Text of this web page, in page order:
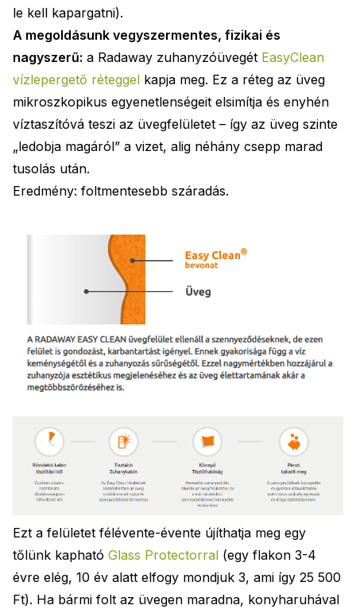
le kell kapargatni).
A megoldásunk vegyszermentes, fizikai és
nagyszerű: a Radaway zuhanyzóüvegét EasyClean
vízlepergető réteggel kapja meg. Ez a réteg az üveg
mikroszkopikus egyenetlenségeit elsimítja és enyhén
víztaszítóvá teszi az üvegfelületet – így az üveg szinte
„ledobja magáról” a vizet, alig néhány csepp marad
tusolás után.
Eredmény: foltmentesebb száradás.
Ezt a felületet félévente-évente újíthatja meg egy
tőlünk kapható Glass Protectorral (egy flakon 3-4
évre elég, 10 év alatt elfogy mondjuk 3, ami így 25 500
Ft). Ha bármi folt az üvegen maradna, konyharuhával